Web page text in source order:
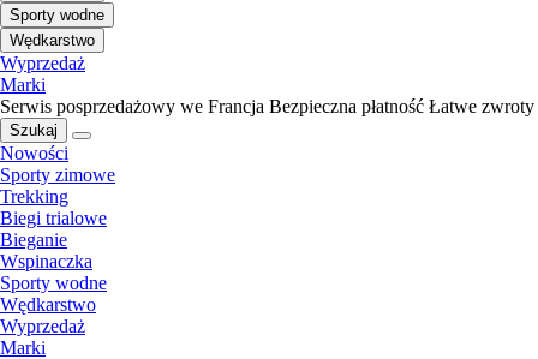
Sporty wodne
Wędkarstwo
Wyprzedaż
Marki
Serwis posprzedażowy we Francja Bezpieczna płatność Łatwe zwroty
Szukaj
Nowości
Sporty zimowe
Trekking
Biegi trialowe
Bieganie
Wspinaczka
Sporty wodne
Wędkarstwo
Wyprzedaż
Marki